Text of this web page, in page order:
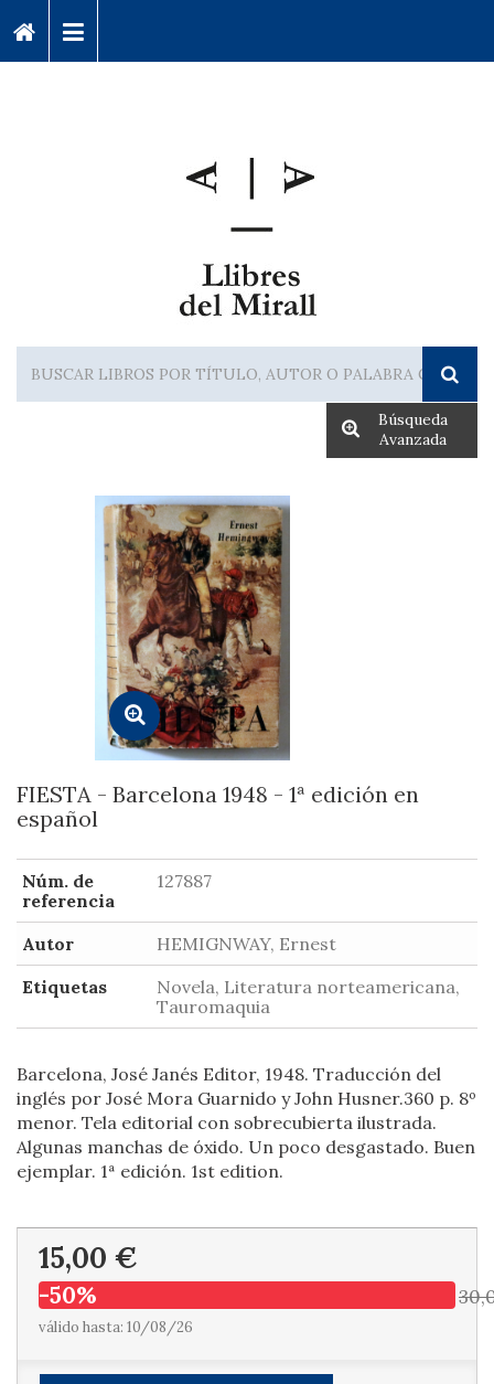
Búsqueda
Avanzada
FIESTA - Barcelona 1948 - 1ª edición en
español
Núm. de
referencia
127887
Autor
HEMIGNWAY, Ernest
Etiquetas
Novela, Literatura norteamericana,
Tauromaquia
Barcelona, José Janés Editor, 1948. Traducción del
inglés por José Mora Guarnido y John Husner.360 p. 8º
menor. Tela editorial con sobrecubierta ilustrada.
Algunas manchas de óxido. Un poco desgastado. Buen
ejemplar. 1ª edición. 1st edition.
15,00 €
-50%
válido hasta: 10/08/26